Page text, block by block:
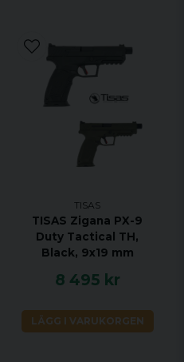
TISAS
TISAS Zigana PX-9
Duty Tactical TH,
Black, 9x19 mm
8 495 kr
LÄGG I VARUKORGEN